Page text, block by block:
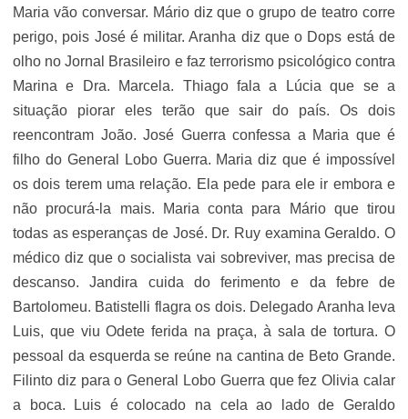
Maria vão conversar. Mário diz que o grupo de teatro corre
perigo, pois José é militar. Aranha diz que o Dops está de
olho no Jornal Brasileiro e faz terrorismo psicológico contra
Marina e Dra. Marcela. Thiago fala a Lúcia que se a
situação piorar eles terão que sair do país. Os dois
reencontram João. José Guerra confessa a Maria que é
filho do General Lobo Guerra. Maria diz que é impossível
os dois terem uma relação. Ela pede para ele ir embora e
não procurá-la mais. Maria conta para Mário que tirou
todas as esperanças de José. Dr. Ruy examina Geraldo. O
médico diz que o socialista vai sobreviver, mas precisa de
descanso. Jandira cuida do ferimento e da febre de
Bartolomeu. Batistelli flagra os dois. Delegado Aranha leva
Luis, que viu Odete ferida na praça, à sala de tortura. O
pessoal da esquerda se reúne na cantina de Beto Grande.
Filinto diz para o General Lobo Guerra que fez Olivia calar
a boca. Luis é colocado na cela ao lado de Geraldo